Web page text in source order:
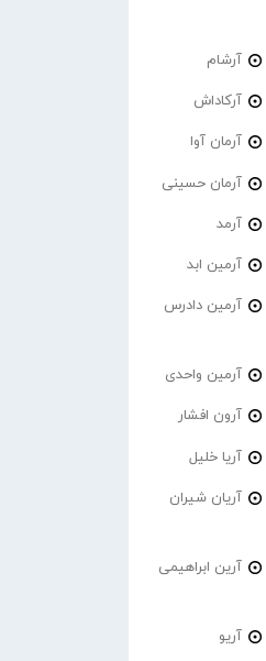
آرشام
آرکاداش
آرمان آوا
آرمان حسینی
آرمد
آرمین ابد
آرمین دادرس
آرمین واحدی
آرون افشار
آریا خلیل
آریان شیران
آرین ابراهیمی
آریو